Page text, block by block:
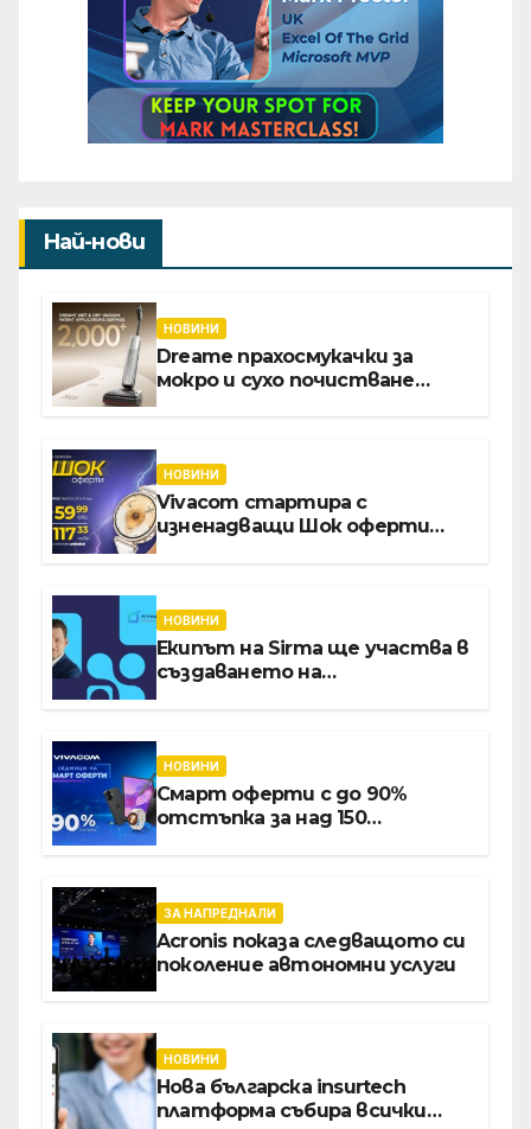
Най-нови
НОВИНИ
Dreame прахосмукачки за
мокро и сухо почистване
НОВИНИ
Vivacom стартира с
изненадващи Шок оферти
НОВИНИ
Екипът на Sirma ще участва в
създаването на
хотелиерството
НОВИНИ
Смарт оферти с до 90%
отстъпка за над 150
ЗА НАПРЕДНАЛИ
Acronis показа следващото си
поколение автономни услуги
НОВИНИ
Нова българска insurtech
платформа събира всички